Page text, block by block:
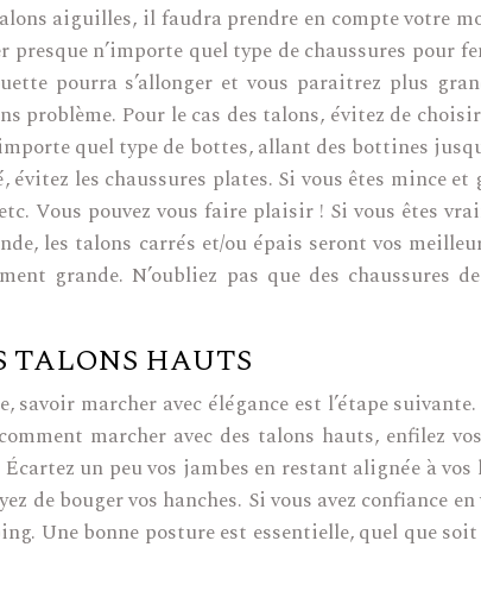
aiguilles, il faudra prendre en compte votre
n’importe quel type de chaussures pour
pourra s’allonger et vous paraitrez plus
problème. Pour le cas des talons, évitez de
quel type de bottes, allant des bottines
les chaussures plates. Si vous êtes mince
Vous pouvez vous faire plaisir ! Si vous êtes
les talons carrés et/ou épais seront vos
grande. N’oubliez pas que des chaussures
TALONS HAUTS
marcher avec élégance est l’étape
marcher avec des talons hauts, enfilez
un peu vos jambes en restant alignée à
de bouger vos hanches. Si vous avez confiance
Une bonne posture est essentielle, quel que